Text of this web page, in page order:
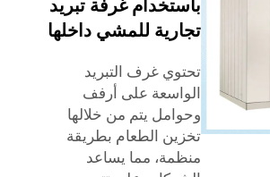
باستخدام غرفة تبريد
تجارية للمشي داخلها
تحتوي غرف التبريد
الواسعة على أرفف
وحوامل يتم من خلالها
تخزين الطعام بطريقة
منظمة، مما يساعد